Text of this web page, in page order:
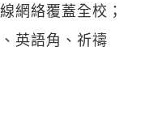
網絡覆蓋全校；
英語角、祈禱